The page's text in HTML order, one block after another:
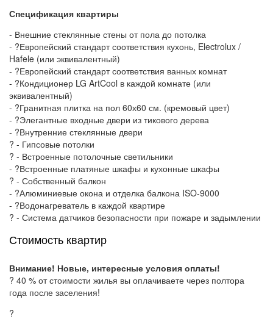
Спецификация квартиры
- Внешние стеклянные стены от пола до потолка
- ?Европейский стандарт соответствия кухонь, Electrolux /
Hafele (или эквивалентный)
- ?Европейский стандарт соответствия ванных комнат
- ?Кондиционер LG ArtCool в каждой комнате (или
эквивалентный)
- ?Гранитная плитка на пол 60х60 см. (кремовый цвет)
- ?Элегантные входные двери из тикового дерева
- ?Внутренние стеклянные двери
? - Гипсовые потолки
? - Встроенные потолочные светильники
- ?Встроенные платяные шкафы и кухонные шкафы
? - Собственный балкон
- ?Алюминиевые окона и отделка балкона ISO-9000
- ?Водонагреватель в каждой квартире
? - Система датчиков безопасности при пожаре и задымлении
Стоимость квартир
Внимание! Новые, интересные условия оплаты!
? 40 % от стоимости жилья вы оплачиваете через полтора
года после заселения!
?